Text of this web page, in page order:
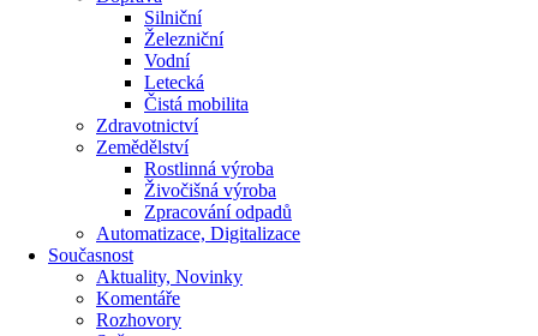
Silniční
Železniční
Vodní
Letecká
Čistá mobilita
Zdravotnictví
Zemědělství
Rostlinná výroba
Živočišná výroba
Zpracování odpadů
Automatizace, Digitalizace
Současnost
Aktuality, Novinky
Komentáře
Rozhovory